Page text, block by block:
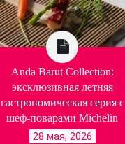
Anda Barut Collection:
эксклюзивная летняя
гастрономическая серия с
шеф-поварами Michelin
28 мая, 2026